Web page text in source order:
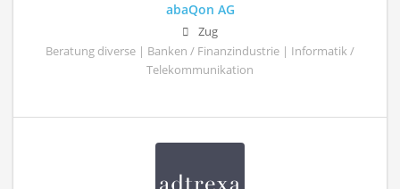
abaQon AG
Zug
Beratung diverse | Banken / Finanzindustrie | Informatik /
Telekommunikation